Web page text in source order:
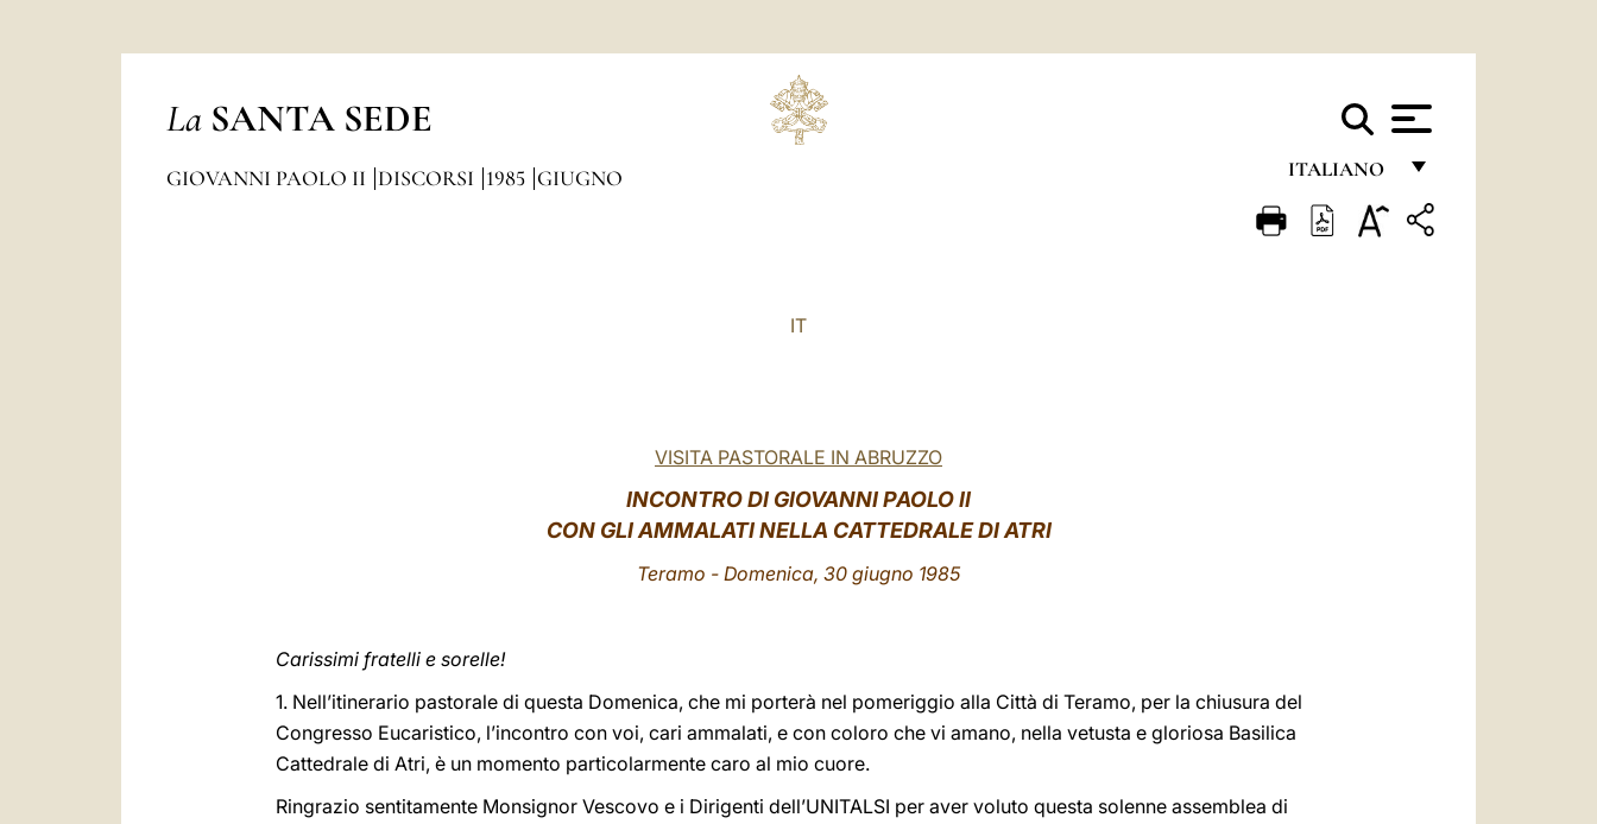
La SANTA SEDE
ITALIANO
FRANÇAIS
GIOVANNI PAOLO II DISCORSI 1985 GIUGNO
IT
VISITA PASTORALE IN ABRUZZO
INCONTRO DI GIOVANNI PAOLO II
CON GLI AMMALATI NELLA CATTEDRALE DI ATRI
Teramo - Domenica, 30 giugno 1985
Carissimi fratelli e sorelle!
1. Nell’itinerario pastorale di questa Domenica, che mi porterà nel pomeriggio alla Città di Teramo, per la chiusura del
Congresso Eucaristico, l’incontro con voi, cari ammalati, e con coloro che vi amano, nella vetusta e gloriosa Basilica
Cattedrale di Atri, è un momento particolarmente caro al mio cuore.
Ringrazio sentitamente Monsignor Vescovo e i Dirigenti dell’UNITALSI per aver voluto questa solenne assemblea di